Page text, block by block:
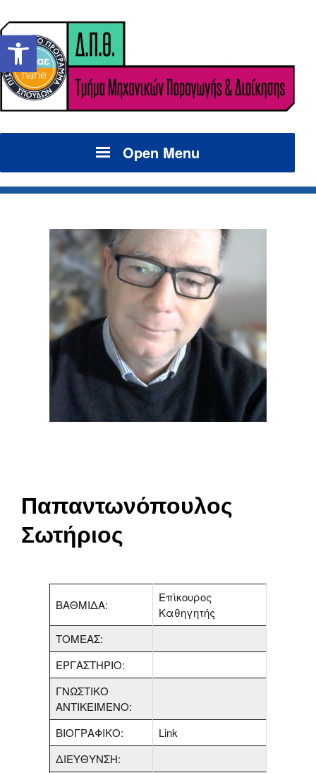
Ανοίξτε τη γραμμή εργαλείων
Open Menu
Παπαντωνόπουλος
Σωτήριος
ΒΑΘΜΙΔΑ:
Επίκουρος
Καθηγητής
ΤΟΜΕΑΣ:
ΕΡΓΑΣΤΗΡΙΟ:
ΓΝΩΣΤΙΚΟ
ΑΝΤΙΚΕΙΜΕΝΟ:
ΒΙΟΓΡΑΦΙΚΟ:
Link
ΔΙΕΥΘΥΝΣΗ: